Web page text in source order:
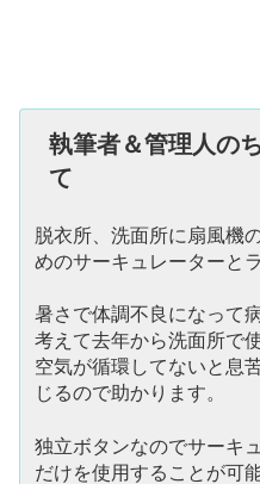
執筆者＆管理人の
て
脱衣所、洗面所に扇風機
めのサーキュレーターと
暑さで体調不良になって
考えて去年から洗面所で
空気が循環してないと息
じるので助かります。
独立ボタンなのでサーキ
だけを使用することが可